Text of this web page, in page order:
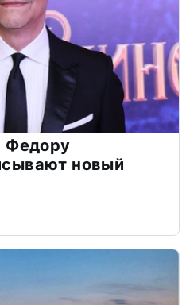
Федору
новый